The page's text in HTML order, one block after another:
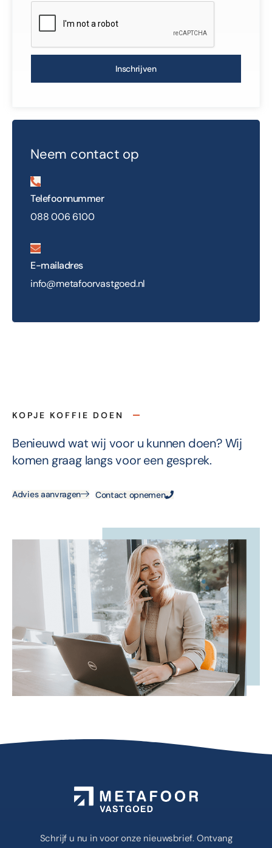
Inschrijven
Neem contact op
Telefoonnummer
088 006 6100
E-mailadres
info@metafoorvastgoed.nl
KOPJE KOFFIE DOEN
Benieuwd wat wij voor u kunnen doen? Wij
komen graag langs voor een gesprek.
Advies aanvragen Contact opnemen
Schrijf u nu in voor onze nieuwsbrief. Ontvang